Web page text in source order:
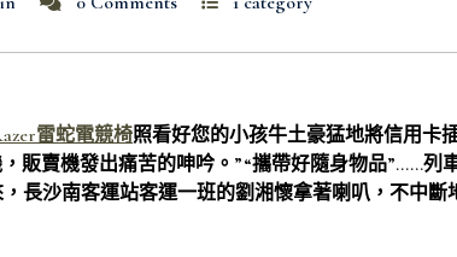
雷蛇電競椅照看好您的小孩牛土豪猛地將信用卡
販賣機發出痛苦的呻吟。”“攜帶好隨身物品”……列
長沙南客運站客運一班的劉湘懷拿著喇叭，不中斷